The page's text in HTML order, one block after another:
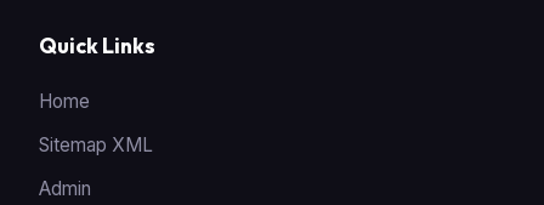
Quick Links
Home
Sitemap XML
Admin